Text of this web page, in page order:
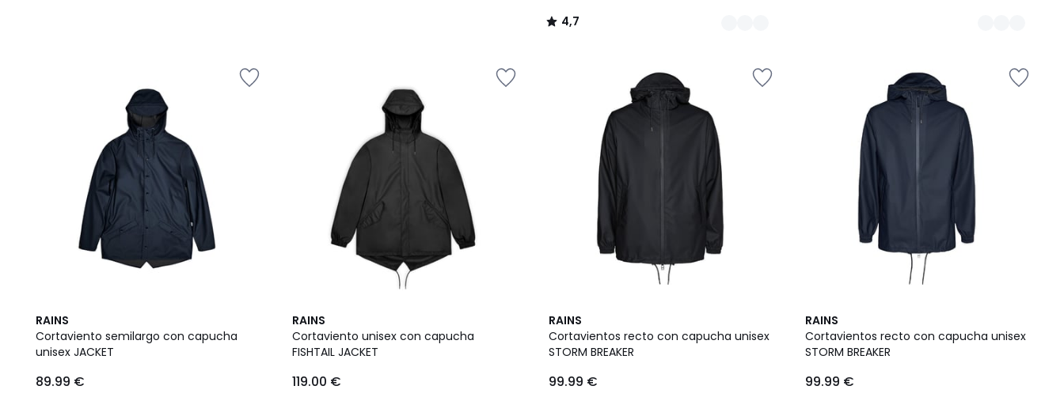
4,7
/
RAINS
Cortaviento semilargo con capucha
unisex JACKET
89.99 €
5
/
5
RAINS
Cortaviento unisex con capucha
FISHTAIL JACKET
119.00 €
RAINS
Cortavientos recto con capucha unisex
STORM BREAKER
99.99 €
5
/
5
RAINS
Cortavientos recto con capucha unisex
STORM BREAKER
99.99 €
2
Colores